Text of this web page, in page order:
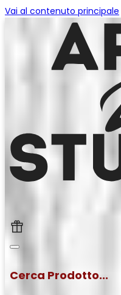
Vai al contenuto principale
Cerca Prodotto...